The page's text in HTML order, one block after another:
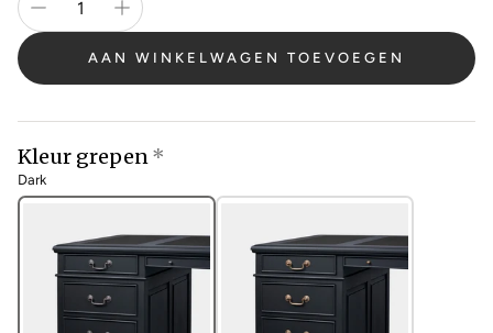
AAN WINKELWAGEN TOEVOEGEN
Kleur grepen
Dark